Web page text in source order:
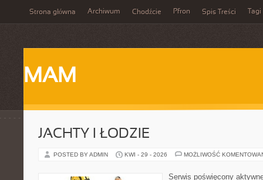
Strona główna Archiwum Chodźcie Pfron Spis Treści Tagi
MAM
JACHTY I ŁODZIE
POSTED BY ADMIN KWI - 29 - 2026 MOŻLIWOŚĆ
Serwis poświęcony